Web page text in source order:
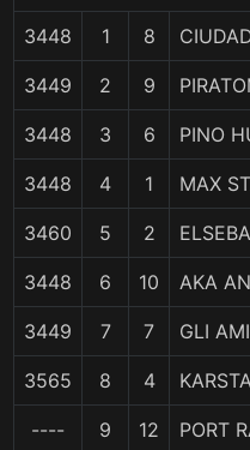
3448 1 8
3449 2 9
3448 3 6 PINO
3448 4 1 MAX
3460 5 2
3448 6 10 AKA
3449 7 7 GLI
3565 8 4
---- 9 12 PORT